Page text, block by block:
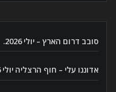
סובב דרום הארץ – יולי 2026.
אדוננו עלי – חוף הרצליה יולי 2026.